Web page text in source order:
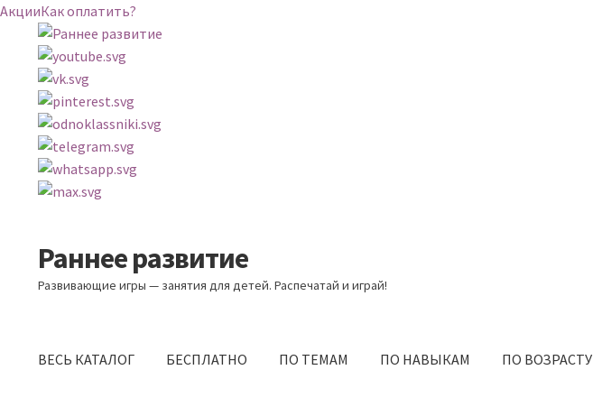
АкцииКак оплатить?
Перейти
к
навигации
Перейти
к
содержимому
Раннее развитие
Развивающие игры — занятия для детей. Распечатай и играй!
ВЕСЬ КАТАЛОГ БЕСПЛАТНО ПО ТЕМАМ ПО НАВЫКАМ ПО ВОЗРАСТУ